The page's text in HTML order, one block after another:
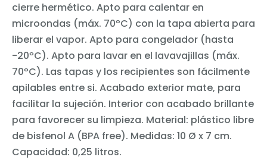
cierre hermético. Apto para calentar en
microondas (máx. 70ºC) con la tapa abierta para
liberar el vapor. Apto para congelador (hasta
-20ºC). Apto para lavar en el lavavajillas (máx.
70ºC). Las tapas y los recipientes son fácilmente
apilables entre si. Acabado exterior mate, para
facilitar la sujeción. Interior con acabado brillante
para favorecer su limpieza. Material: plástico libre
de bisfenol A (BPA free). Medidas: 10 Ø x 7 cm.
Capacidad: 0,25 litros.